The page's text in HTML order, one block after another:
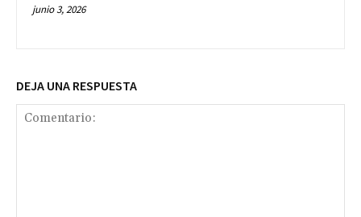
junio 3, 2026
DEJA UNA RESPUESTA